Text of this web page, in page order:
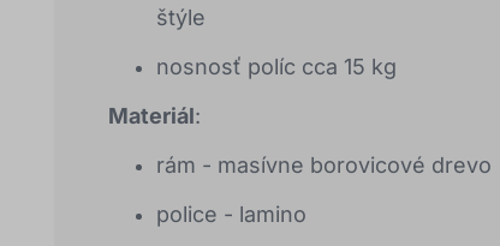
štýle
nosnosť políc cca 15 kg
Materiál:
rám - masívne borovicové drevo
police - lamino